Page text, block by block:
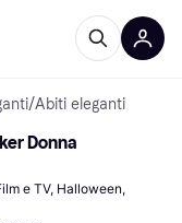
/Abiti eleganti
Donna
e TV, Halloween,